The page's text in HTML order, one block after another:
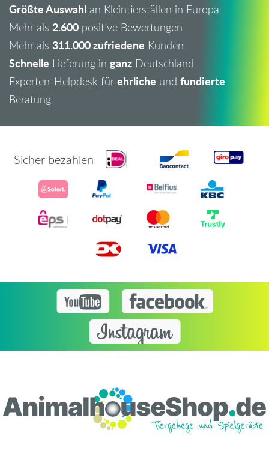
Größte Auswahl an Kleintierställen in Europa
Mehr als 2.600 positive Bewertungen
Mehr als 311.000 zufriedene Kunden
Schnelle Lieferung in ganz Deutschland
Experten-Helpdesk für ehrliche und fundierte
Beratung
Sicher bezahlen